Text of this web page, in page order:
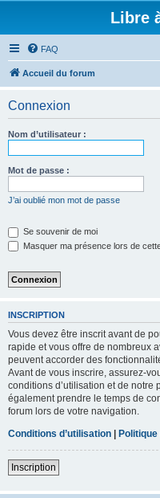
Libre
FAQ
Accueil du forum
Connexion
Nom d’utilisateur :
Mot de passe :
J’ai oublié mon mot de passe
Se souvenir de moi
Masquer ma présence lors de
INSCRIPTION
Vous devez être inscrit avant de
rapide et vous offre de nombreux
peuvent accorder des
Avant de vous inscrire, assurez-
conditions d’utilisation et de
également prendre le temps de
forum lors de votre navigation.
Conditions d’utilisation |
Inscription